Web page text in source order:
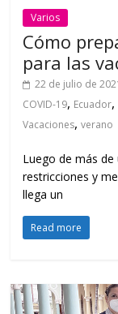
Varios
Cómo
para las
22 de julio de
COVID-19, Ecuador,
Vacaciones,verano
Luego de más
restricciones y
llega un
Read more